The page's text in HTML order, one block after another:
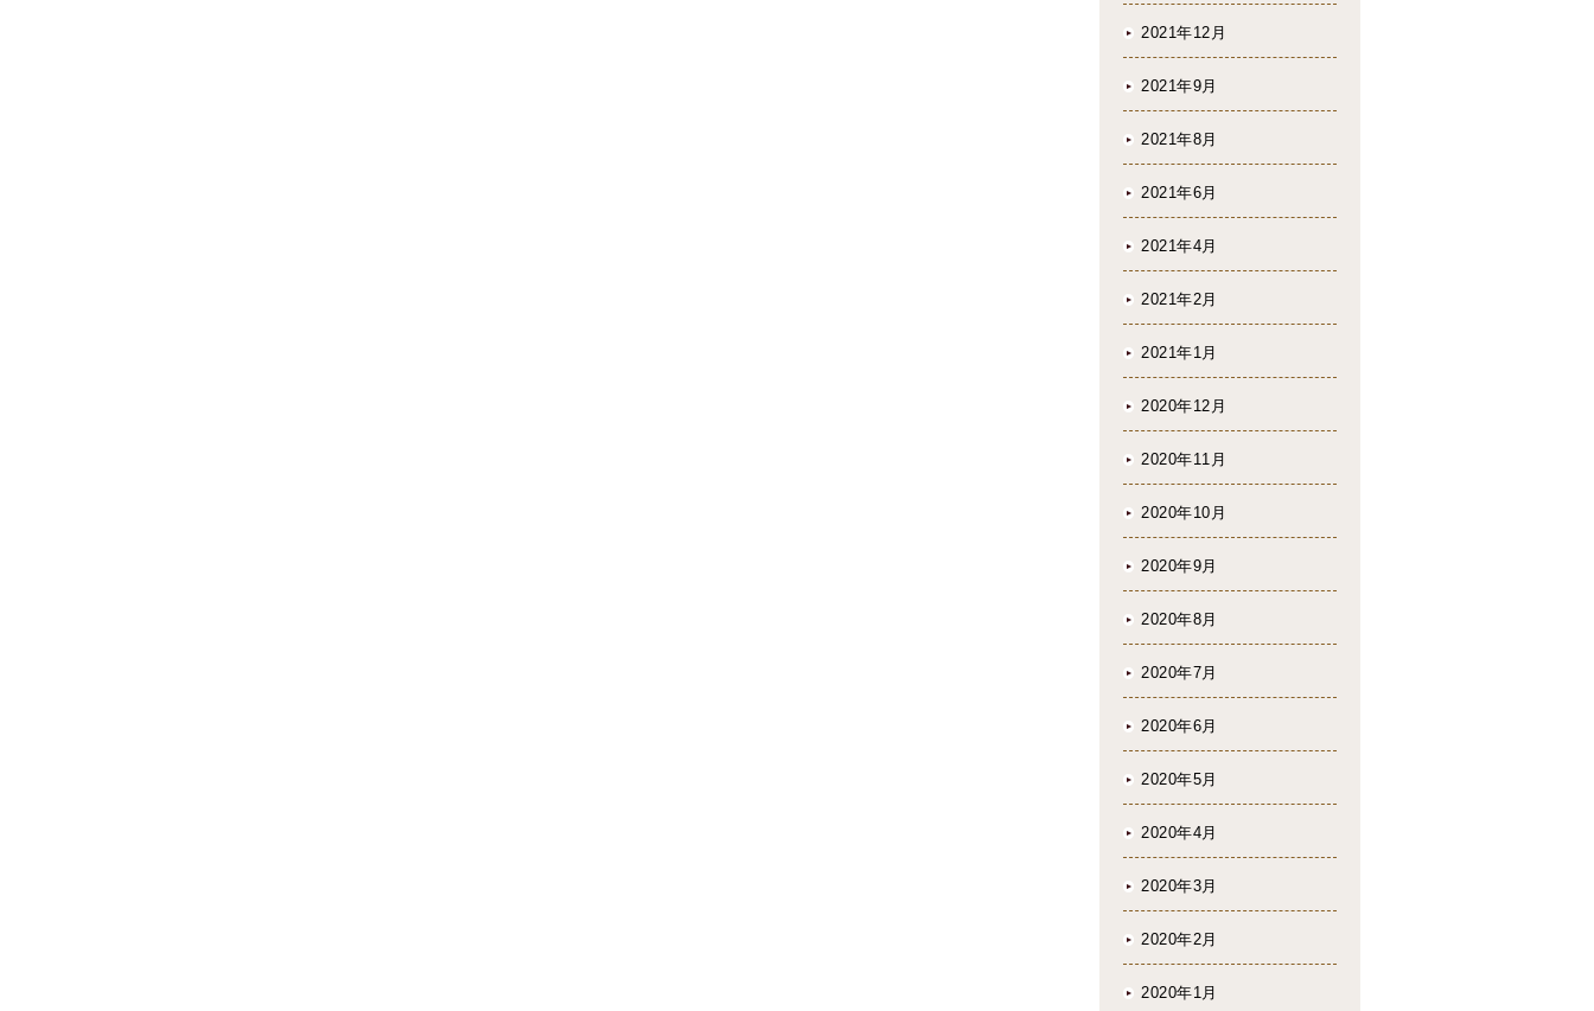
2021年12月
2021年9月
2021年8月
2021年6月
2021年4月
2021年2月
2021年1月
2020年12月
2020年11月
2020年10月
2020年9月
2020年8月
2020年7月
2020年6月
2020年5月
2020年4月
2020年3月
2020年2月
2020年1月